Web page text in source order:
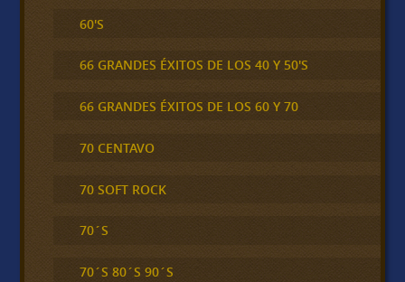
60'S
66 GRANDES ÉXITOS DE LOS 40 Y 50'S
66 GRANDES ÉXITOS DE LOS 60 Y 70
70 CENTAVO
70 SOFT ROCK
70´S
70´S 80´S 90´S